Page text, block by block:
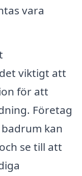
vara
viktigt att
för att
Företag
kan
se till att